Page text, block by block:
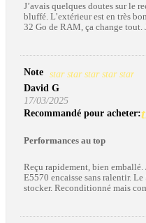
J’avais quelques doutes sur le
bluffé. L’extérieur est en très
32 Go de RAM, ça change tout.
Note star star star star star
David G
17/03/2025
Recommandé pour acheter:
Performances au top
Reçu rapidement, bien
E5570 encaisse sans ralentir.
stocker. Reconditionné mais